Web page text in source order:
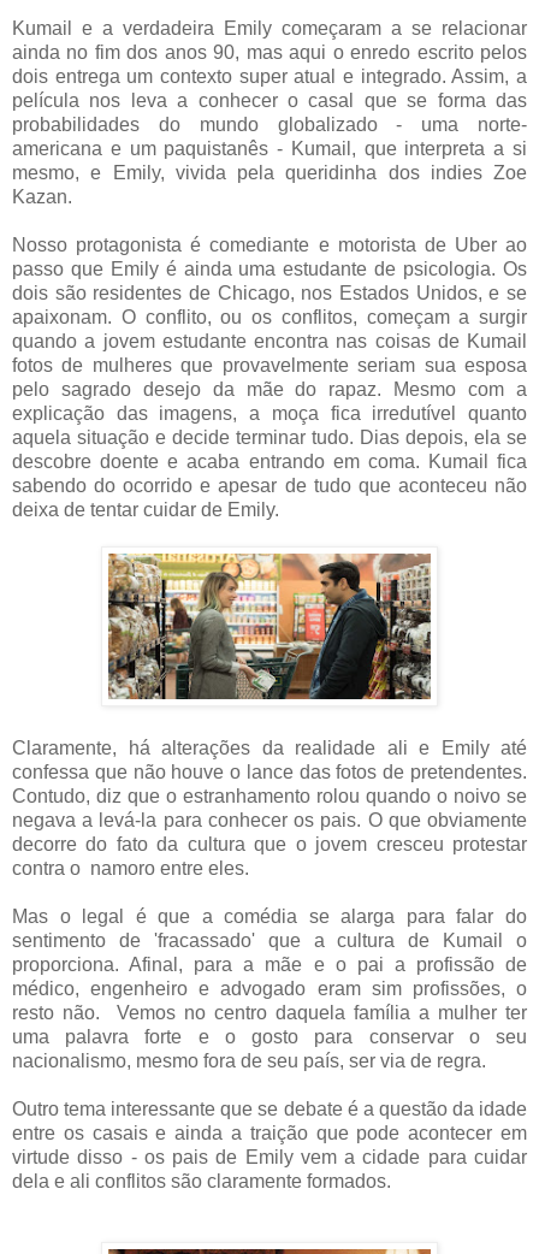
Kumail e a verdadeira Emily começaram a se relacionar
ainda no fim dos anos 90, mas aqui o enredo escrito pelos
dois entrega um contexto super atual e integrado. Assim, a
película nos leva a conhecer o casal que se forma das
probabilidades do mundo globalizado - uma norte-
americana e um paquistanês - Kumail, que interpreta a si
mesmo, e Emily, vivida pela queridinha dos indies Zoe
Kazan.
Nosso protagonista é comediante e motorista de Uber ao
passo que Emily é ainda uma estudante de psicologia. Os
dois são residentes de Chicago, nos Estados Unidos, e se
apaixonam. O conflito, ou os conflitos, começam a surgir
quando a jovem estudante encontra nas coisas de Kumail
fotos de mulheres que provavelmente seriam sua esposa
pelo sagrado desejo da mãe do rapaz. Mesmo com a
explicação das imagens, a moça fica irredutível quanto
aquela situação e decide terminar tudo. Dias depois, ela se
descobre doente e acaba entrando em coma. Kumail fica
sabendo do ocorrido e apesar de tudo que aconteceu não
deixa de tentar cuidar de Emily.
Claramente, há alterações da realidade ali e Emily até
confessa que não houve o lance das fotos de pretendentes.
Contudo, diz que o estranhamento rolou quando o noivo se
negava a levá-la para conhecer os pais. O que obviamente
decorre do fato da cultura que o jovem cresceu protestar
contra o namoro entre eles.
Mas o legal é que a comédia se alarga para falar do
sentimento de 'fracassado' que a cultura de Kumail o
proporciona. Afinal, para a mãe e o pai a profissão de
médico, engenheiro e advogado eram sim profissões, o
resto não. Vemos no centro daquela família a mulher ter
uma palavra forte e o gosto para conservar o seu
nacionalismo, mesmo fora de seu país, ser via de regra.
Outro tema interessante que se debate é a questão da idade
entre os casais e ainda a traição que pode acontecer em
virtude disso - os pais de Emily vem a cidade para cuidar
dela e ali conflitos são claramente formados.